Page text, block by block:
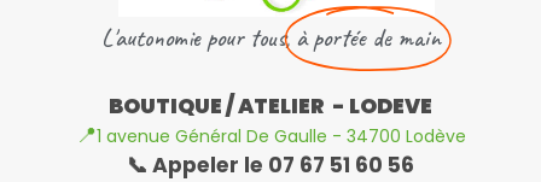
L'autonomie pour tous,à portée de main
BOUTIQUE / ATELIER - LODEVE
📍1 avenue Général De Gaulle - 34700 Lodève
📞 Appeler le 07 67 51 60 56